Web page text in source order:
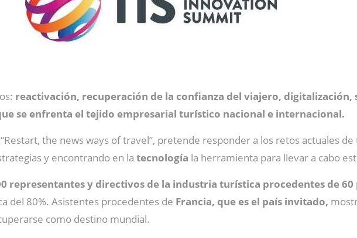
reactivación, recuperación de la confianza del viajero,
se enfrenta el tejido empresarial turístico nacional e internacional.
the news ways of travel”, pretende responder a los retos actuales
y encontrando en la tecnología la herramienta para llevar a cabo
representantes y directivos de la industria turística procedentes de 60
del 80%. Asistentes procedentes de Francia, que es el país invitado,
como destino mundial.